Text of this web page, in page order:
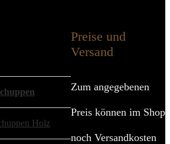
Holz
Preise und
Versand
Zum angegebenen
Preis können im Shop
noch Versandkosten